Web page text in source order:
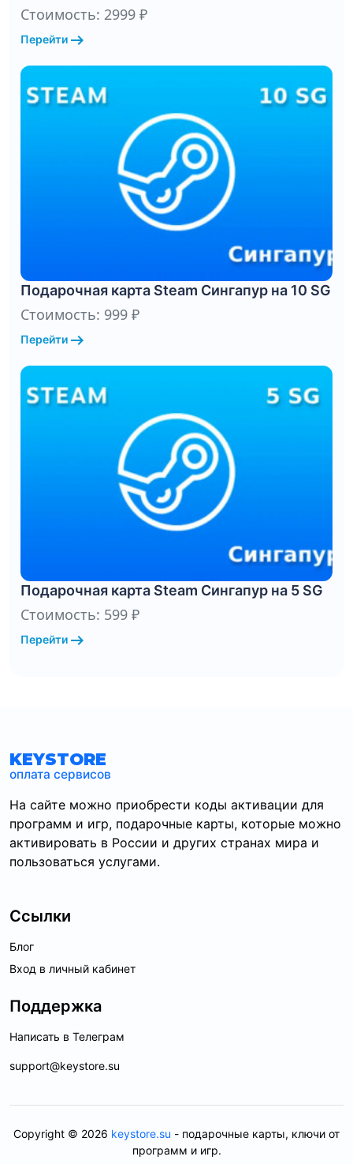
Стоимость: 2999 ₽
Перейти arrow_right_alt
Подарочная карта Steam Сингапур на 10 SG
Стоимость: 999 ₽
Перейти arrow_right_alt
Подарочная карта Steam Сингапур на 5 SG
Стоимость: 599 ₽
Перейти arrow_right_alt
KEYSTORE
оплата сервисов
На сайте можно приобрести коды активации для
программ и игр, подарочные карты, которые можно
активировать в России и других странах мира и
пользоваться услугами.
Ссылки
Блог
Вход в личный кабинет
Поддержка
Написать в Телеграм
support@keystore.su
Copyright © 2026 keystore.su - подарочные карты, ключи от
программ и игр.